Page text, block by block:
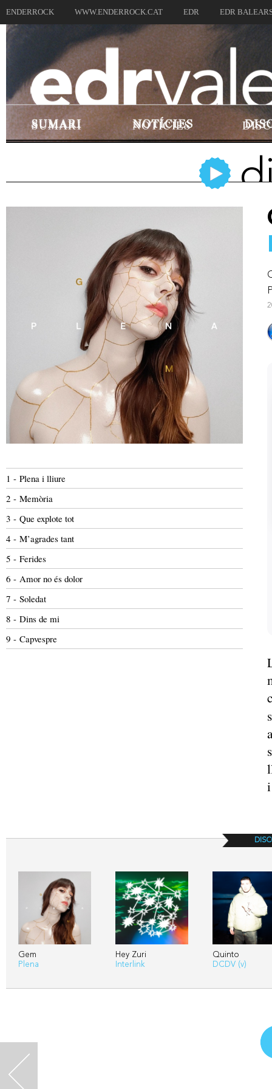
ENDERROCK WWW.ENDERROCK.CAT EDR EDR
SUMARI NOTÍCIES
<
1 - Plena i lliure
2 - Memòria
3 - Que explote tot
4 - M’agrades tant
5 - Ferides
6 - Amor no és dolor
7 - Soledat
8 - Dins de mi
9 - Capvespre
i
Gem
Plena
Hey Zuri
Interlink
Quinto
DCDV (v)